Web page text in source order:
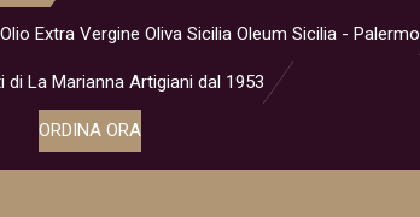
Olio Extra Vergine Oliva Sicilia Oleum Sicilia - Palermo
di La Marianna Artigiani dal 1953
ORDINA ORA